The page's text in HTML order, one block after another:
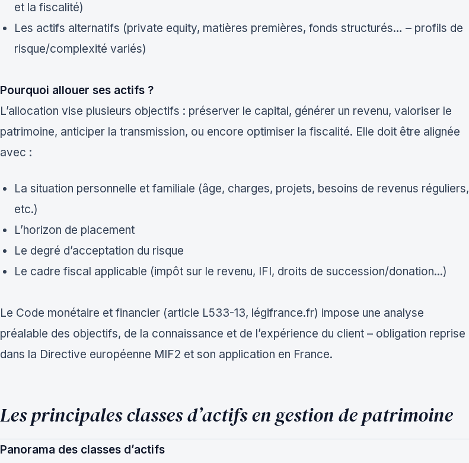
et la fiscalité)
Les actifs alternatifs (private equity, matières premières, fonds structurés… – profils de
risque/complexité variés)
Pourquoi allouer ses actifs ?
L’allocation vise plusieurs objectifs : préserver le capital, générer un revenu, valoriser le
patrimoine, anticiper la transmission, ou encore optimiser la fiscalité. Elle doit être alignée
avec :
La situation personnelle et familiale (âge, charges, projets, besoins de revenus réguliers,
etc.)
L’horizon de placement
Le degré d’acceptation du risque
Le cadre fiscal applicable (impôt sur le revenu, IFI, droits de succession/donation...)
Le Code monétaire et financier (article L533-13, légifrance.fr) impose une analyse
préalable des objectifs, de la connaissance et de l’expérience du client – obligation reprise
dans la Directive européenne MIF2 et son application en France.
Les principales classes d’actifs en gestion de patrimoine
Panorama des classes d’actifs